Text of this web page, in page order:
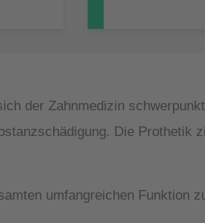
der Zahnmedizin
Die
umfangreichen Funktion